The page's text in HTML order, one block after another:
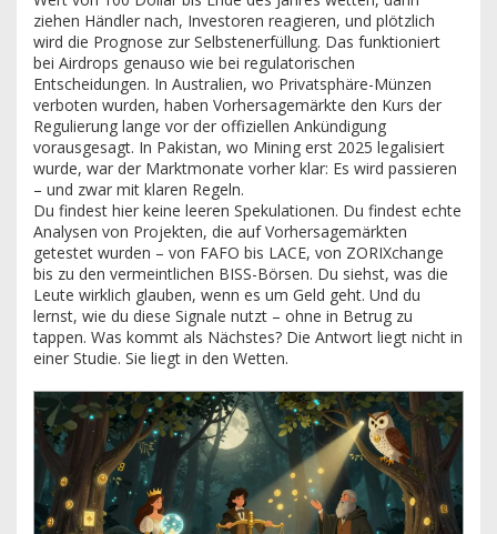
ziehen Händler nach, Investoren reagieren, und plötzlich
wird die Prognose zur Selbstenerfüllung. Das funktioniert
bei Airdrops genauso wie bei regulatorischen
Entscheidungen. In Australien, wo Privatsphäre-Münzen
verboten wurden, haben Vorhersagemärkte den Kurs der
Regulierung lange vor der offiziellen Ankündigung
vorausgesagt. In Pakistan, wo Mining erst 2025 legalisiert
wurde, war der Marktmonate vorher klar: Es wird passieren
– und zwar mit klaren Regeln.
Du findest hier keine leeren Spekulationen. Du findest echte
Analysen von Projekten, die auf Vorhersagemärkten
getestet wurden – von FAFO bis LACE, von ZORIXchange
bis zu den vermeintlichen BISS-Börsen. Du siehst, was die
Leute wirklich glauben, wenn es um Geld geht. Und du
lernst, wie du diese Signale nutzt – ohne in Betrug zu
tappen. Was kommt als Nächstes? Die Antwort liegt nicht in
einer Studie. Sie liegt in den Wetten.